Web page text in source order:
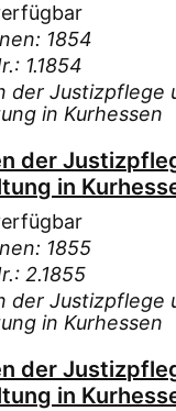
1854
1.1854
der Justizpflege
in Kurhessen
der
in
1855
2.1855
der Justizpflege
in Kurhessen
der
in